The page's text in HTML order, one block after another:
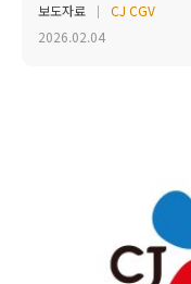
보도자료
CJ CGV
2026.02.04